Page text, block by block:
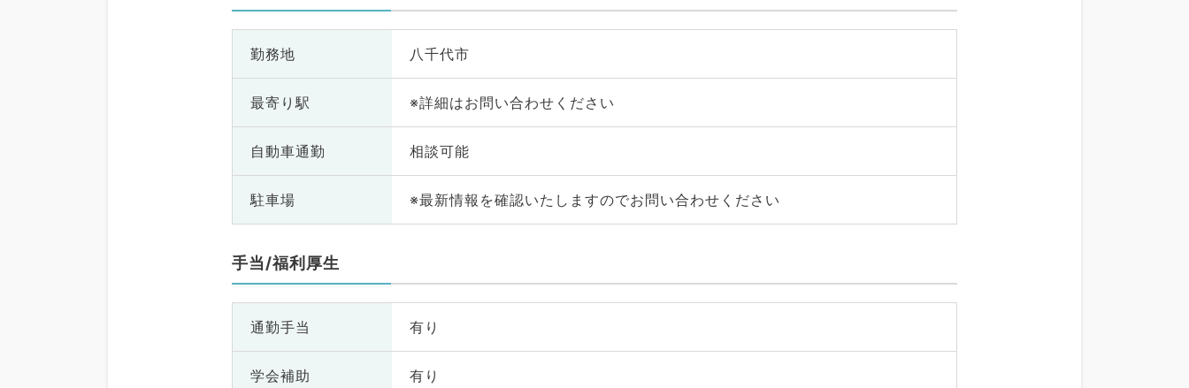
勤務地 八千代市
最寄り駅 ※詳細はお問い合わせください
自動車通勤 相談可能
駐車場 ※最新情報を確認いたしますのでお問い合わせください
手当/福利厚生
通勤手当 有り
学会補助 有り